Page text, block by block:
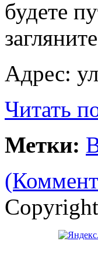
будете
Адрес:
Читать
Метки: